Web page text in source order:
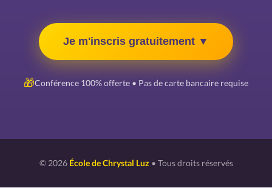
Je m'inscris gratuitement ▼
🎁Conférence 100% offerte • Pas de carte bancaire requise
© 2026 École de Chrystal Luz • Tous droits réservés